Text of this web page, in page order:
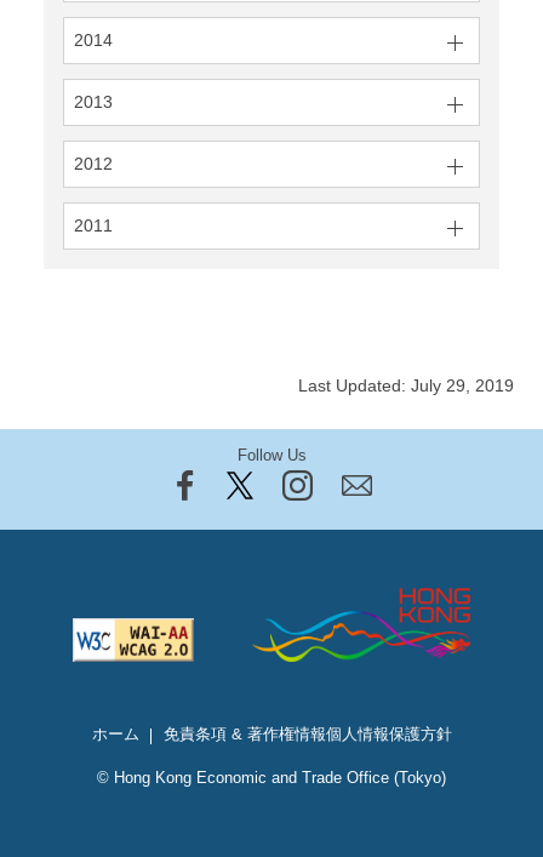
2014
2013
2012
2011
Last Updated: July 29, 2019
Follow Us
ホーム 免責条項 & 著作権情報個人情報保護方針
© Hong Kong Economic and Trade Office (Tokyo)